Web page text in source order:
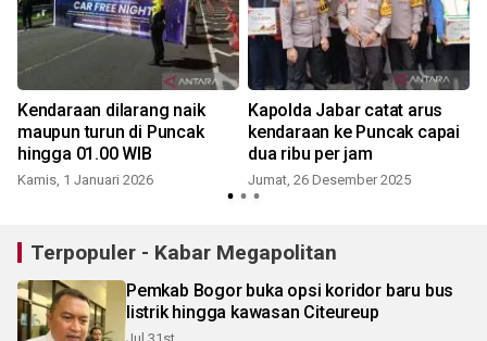
Kendaraan dilarang naik
maupun turun di Puncak
hingga 01.00 WIB
Kamis, 1 Januari 2026
Kapolda Jabar catat arus
kendaraan ke Puncak capai
dua ribu per jam
Jumat, 26 Desember 2025
Terpopuler - Kabar Megapolitan
Pemkab Bogor buka opsi koridor baru bus
listrik hingga kawasan Citeureup